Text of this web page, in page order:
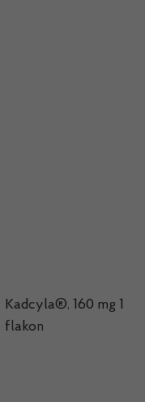
Kadcyla®, 160 mg 1
flakon